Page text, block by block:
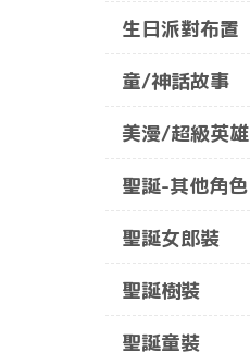
生日派對布置
童/神話故事
美漫/超級英雄
聖誕-其他角色
聖誕女郎裝
聖誕樹裝
聖誕童裝